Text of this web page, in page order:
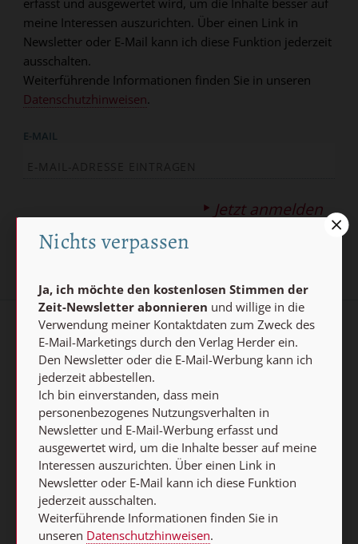
erfasst und ausgewertet wird, um die Inhalte besser auf
meine Interessen auszurichten. Über einen Link in
Newsletter oder E-Mail kann ich diese Funktion jederzeit
ausschalten.
Weiterführende Informationen finden Sie in unseren
Datenschutzhinweisen.
E-MAIL
Jetzt anmelden
AGB und Widerrufsbelehrung Datenschutz
Barrierefreiheit Impressum
Vertrag widerrufen
Abo online kündigen
Nichts verpassen
Ja, ich möchte den kostenlosen Stimmen der
Zeit-Newsletter abonnieren und willige in die
Verwendung meiner Kontaktdaten zum Zweck des
E-Mail-Marketings durch den Verlag Herder ein.
Den Newsletter oder die E-Mail-Werbung kann ich
jederzeit abbestellen.
Ich bin einverstanden, dass mein
personenbezogenes Nutzungsverhalten in
Newsletter und E-Mail-Werbung erfasst und
ausgewertet wird, um die Inhalte besser auf meine
Interessen auszurichten. Über einen Link in
Newsletter oder E-Mail kann ich diese Funktion
jederzeit ausschalten.
Weiterführende Informationen finden Sie in
unseren Datenschutzhinweisen.